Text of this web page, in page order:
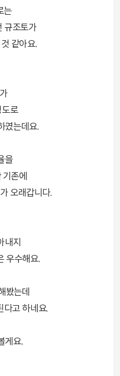
는
규조토가
같아요.
도로
였는데요.
을
존에
오래갑니다.
내지
우수해요.
봤는데
다고 하네요.
게요.